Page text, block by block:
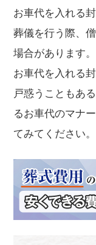
お車代を入れる
葬儀を行う際、
場合があります
お車代を入れる
戸惑うこともあ
るお車代のマナ
てみてください。